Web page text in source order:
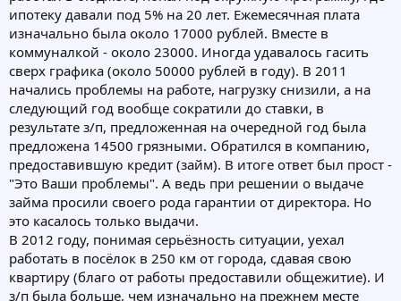
ипотеку давали под 5% на 20 лет. Ежемесячная плата
изначально была около 17000 рублей. Вместе в
коммуналкой - около 23000. Иногда удавалось гасить
сверх графика (около 50000 рублей в году). В 2011
начались проблемы на работе, нагрузку снизили, а на
следующий год вообще сократили до ставки, в
результате з/п, предложенная на очередной год была
предложена 14500 грязными. Обратился в компанию,
предоставившую кредит (займ). В итоге ответ был прост -
"Это Ваши проблемы". А ведь при решении о выдаче
займа просили своего рода гарантии от директора. Но
это касалось только выдачи.
В 2012 году, понимая серьёзность ситуации, уехал
работать в посёлок в 250 км от города, сдавая свою
квартиру (благо от работы предоставили общежитие). И
з/п была больше, чем изначально на прежнем месте